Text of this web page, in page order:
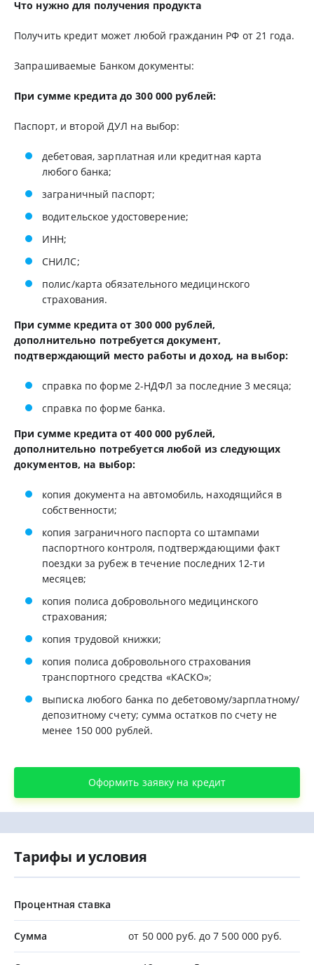
Что нужно для получения продукта
Получить кредит может любой гражданин РФ от 21 года.
Запрашиваемые Банком документы:
При сумме кредита до 300 000 рублей:
Паспорт, и второй ДУЛ на выбор:
дебетовая, зарплатная или кредитная карта
любого банка;
заграничный паспорт;
водительское удостоверение;
ИНН;
СНИЛС;
полис/карта обязательного медицинского
страхования.
При сумме кредита от 300 000 рублей,
дополнительно потребуется документ,
подтверждающий место работы и доход, на выбор:
справка по форме 2-НДФЛ за последние 3 месяца;
справка по форме банка.
При сумме кредита от 400 000 рублей,
дополнительно потребуется любой из следующих
документов, на выбор:
копия документа на автомобиль, находящийся в
собственности;
копия заграничного паспорта со штампами
паспортного контроля, подтверждающими факт
поездки за рубеж в течение последних 12-ти
месяцев;
копия полиса добровольного медицинского
страхования;
копия трудовой книжки;
копия полиса добровольного страхования
транспортного средства «КАСКО»;
выписка любого банка по дебетовому/зарплатному/
депозитному счету; сумма остатков по счету не
менее 150 000 рублей.
Оформить заявку на кредит
Тарифы и условия
Процентная ставка
Сумма от 50 000 руб. до 7 500 000 руб.